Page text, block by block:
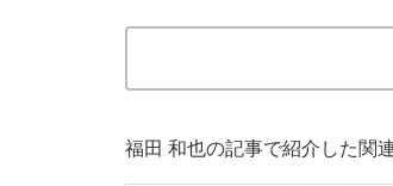
福田 和也の記事で紹介した関